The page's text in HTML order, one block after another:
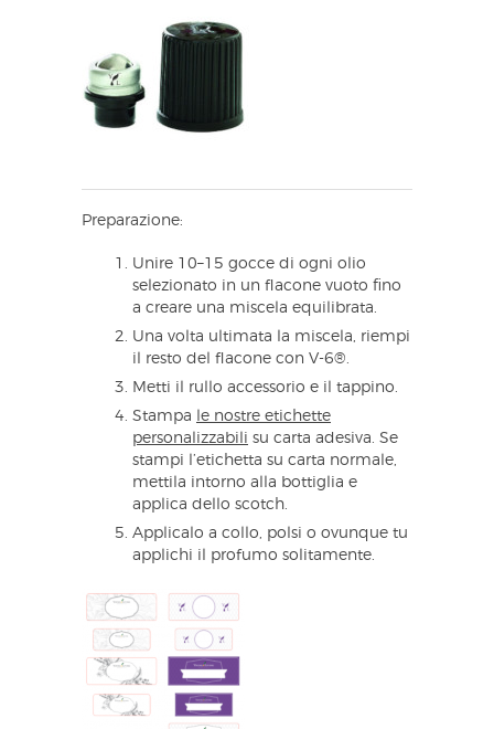
Preparazione:
Unire 10–15 gocce di ogni olio
selezionato in un flacone vuoto fino
a creare una miscela equilibrata.
Una volta ultimata la miscela, riempi
il resto del flacone con V-6®.
Metti il rullo accessorio e il tappino.
Stampa
le nostre etichette
personalizzabili su carta adesiva. Se
stampi l’etichetta su carta normale,
mettila intorno alla bottiglia e
applica dello scotch.
Applicalo a collo, polsi o ovunque tu
applichi il profumo solitamente.